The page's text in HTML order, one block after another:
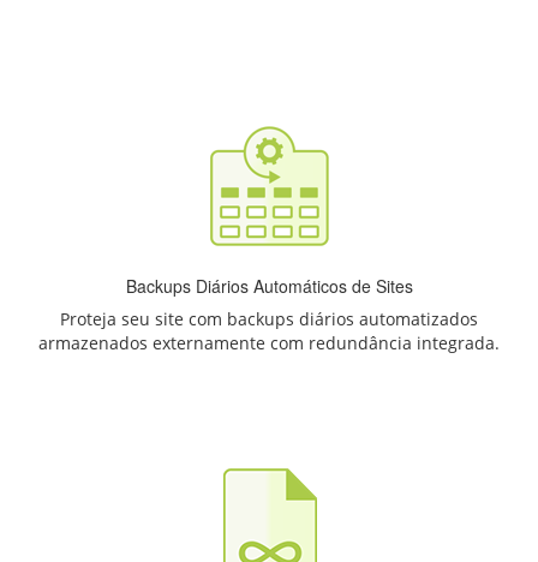
Backups Diários Automáticos de Sites
Proteja seu site com backups diários automatizados
armazenados externamente com redundância integrada.